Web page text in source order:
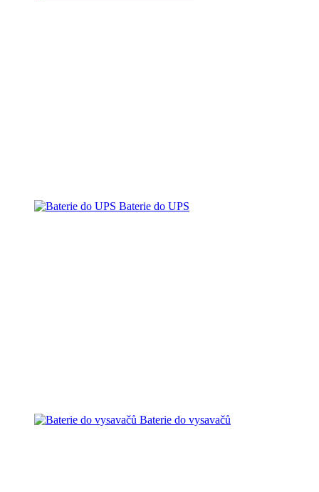
Baterie do UPS
Baterie do vysavačů